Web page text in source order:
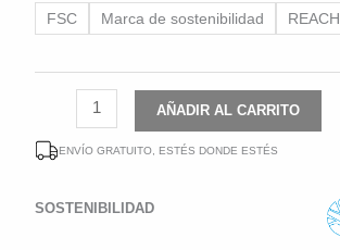
SOSTENIBILIDAD
FSC Marca de sostenibilidad REACH
12402
cantidad
AÑADIR AL CARRITO
ENVÍO GRATUITO, ESTÉS DONDE ESTÉS